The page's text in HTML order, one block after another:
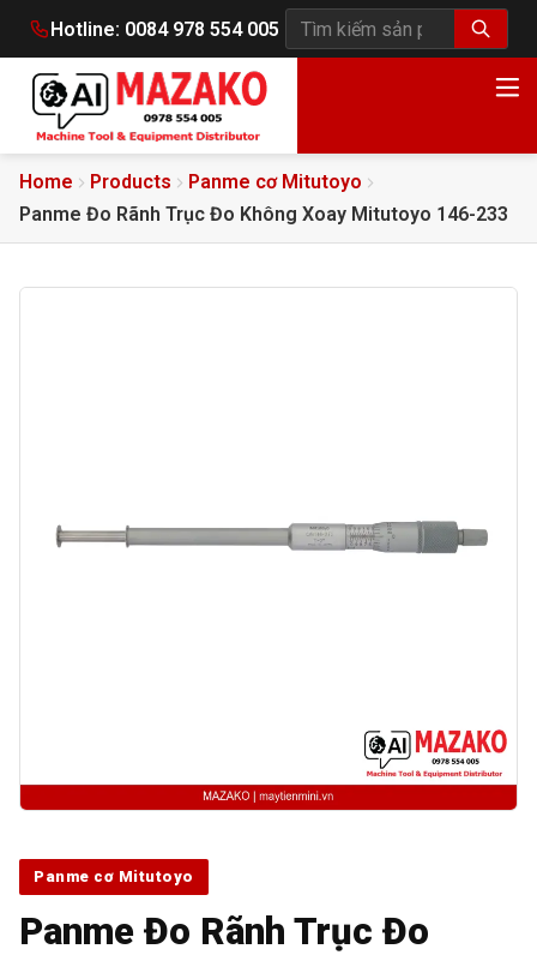
Hotline: 0084 978 554 005
Tìm kiếm sản phẩm
Home Products
Panme cơ Mitutoyo
Panme Đo Rãnh Trục Đo Không Xoay Mitutoyo 146-233
Panme cơ Mitutoyo
Panme Đo Rãnh Trục Đo